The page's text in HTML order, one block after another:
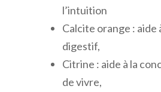
l’intuition
Calcite orange : aide
digestif,
Citrine : aide à la
de vivre,